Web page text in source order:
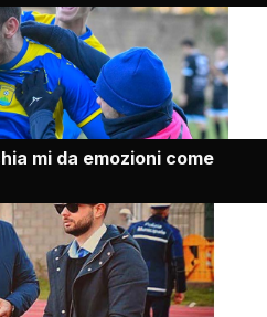
mi da emozioni come